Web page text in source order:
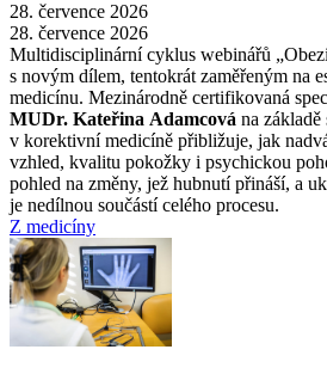
28. července 2026
28. července 2026
Multidisciplinární cyklus webinářů
s novým dílem, tentokrát zaměřeným na
medicínu. Mezinárodně certifikovaná
MUDr. Kateřina Adamcová na základě
v korektivní medicíně přibližuje, jak
vzhled, kvalitu pokožky i psychickou
pohled na změny, jež hubnutí přináší, a
je nedílnou součástí celého procesu.
Z medicíny